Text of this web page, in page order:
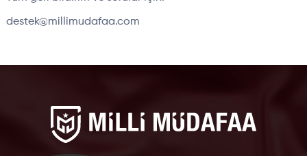
destek@millimudafaa.com